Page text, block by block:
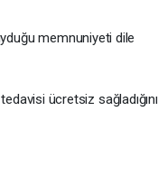
memnuniyeti dile
ücretsiz sağladığını